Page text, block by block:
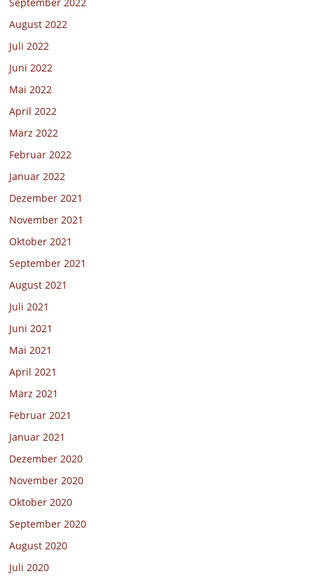
August 2022
Juli 2022
Juni 2022
Mai 2022
April 2022
März 2022
Februar 2022
Januar 2022
Dezember 2021
November 2021
Oktober 2021
September 2021
August 2021
Juli 2021
Juni 2021
Mai 2021
April 2021
März 2021
Februar 2021
Januar 2021
Dezember 2020
November 2020
Oktober 2020
September 2020
August 2020
Juli 2020